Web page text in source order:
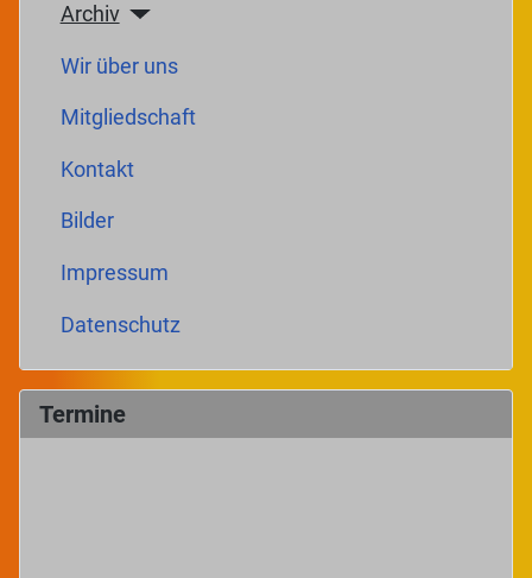
Archiv
Wir über uns
Mitgliedschaft
Kontakt
Bilder
Impressum
Datenschutz
Termine